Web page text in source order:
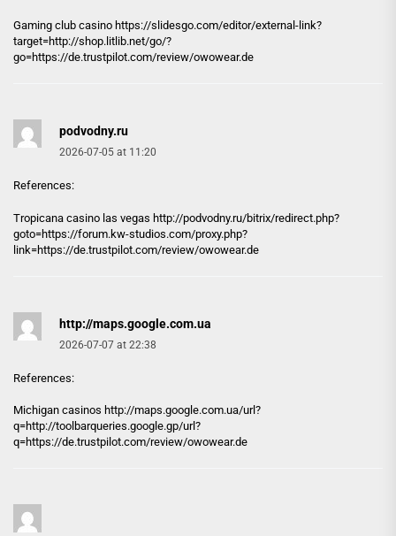
Gaming club casino https://slidesgo.com/editor/external-link?
target=http://shop.litlib.net/go/?
go=https://de.trustpilot.com/review/owowear.de
podvodny.ru
2026-07-05 at 11:20
References:
Tropicana casino las vegas http://podvodny.ru/bitrix/redirect.php?
goto=https://forum.kw-studios.com/proxy.php?
link=https://de.trustpilot.com/review/owowear.de
http://maps.google.com.ua
2026-07-07 at 22:38
References:
Michigan casinos http://maps.google.com.ua/url?
q=http://toolbarqueries.google.gp/url?
q=https://de.trustpilot.com/review/owowear.de